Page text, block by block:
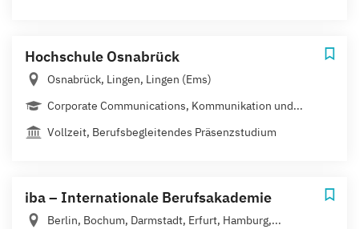
Hochschule Osnabrück
Osnabrück, Lingen, Lingen (Ems)
Corporate Communications, Kommunikation und...
Vollzeit, Berufsbegleitendes Präsenzstudium
iba – Internationale Berufsakademie
Berlin, Bochum, Darmstadt, Erfurt, Hamburg,...